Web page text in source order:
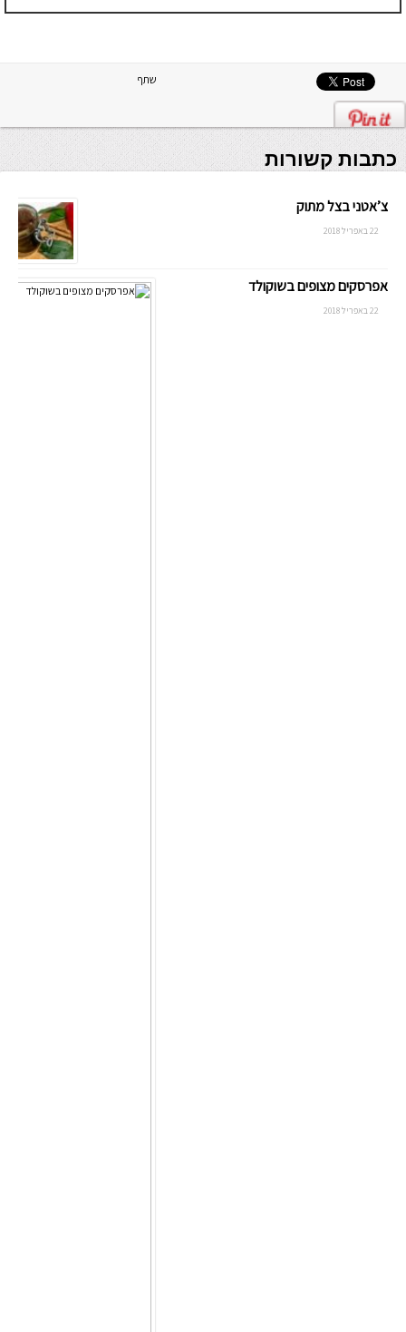
שתף
כתבות קשורות
צ’אטני בצל מתוק
22 באפריל 2018
אפרסקים מצופים בשוקולד
22 באפריל 2018